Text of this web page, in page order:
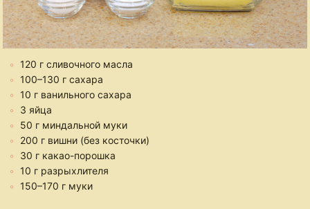
120 г сливочного масла
100–130 г сахара
10 г ванильного сахара
3 яйца
50 г миндальной муки
200 г вишни (без косточки)
30 г какао-порошка
10 г разрыхлителя
150–170 г муки